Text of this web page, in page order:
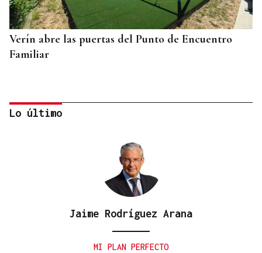
Verín abre las puertas del Punto de Encuentro
Familiar
¿Sabe usted que parece que hubo dos protestas
Lo último
Jaime Rodríguez Arana
MI PLAN PERFECTO